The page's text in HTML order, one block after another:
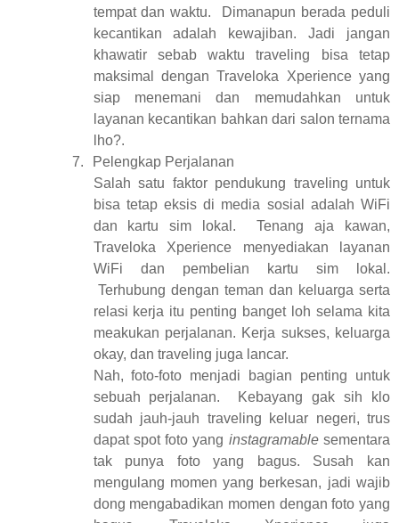
tempat dan waktu.
Dimanapun berada peduli
kecantikan adalah kewajiban. Jadi jangan
khawatir sebab waktu traveling bisa tetap
maksimal dengan Traveloka Xperience yang
siap menemani dan memudahkan untuk
layanan kecantikan bahkan dari salon ternama
lho?.
7.
Pelengkap Perjalanan
Salah satu faktor pendukung traveling untuk
bisa tetap eksis di media sosial adalah WiFi
dan kartu sim lokal.
Tenang aja kawan,
Traveloka Xperience menyediakan layanan
WiFi dan pembelian kartu sim lokal.
Terhubung dengan teman dan keluarga serta
relasi kerja itu penting banget loh selama kita
meakukan perjalanan. Kerja sukses, keluarga
okay, dan traveling juga lancar.
Nah, foto-foto menjadi bagian penting untuk
sebuah perjalanan.
Kebayang gak sih klo
sudah jauh-jauh traveling keluar negeri, trus
dapat spot foto yang instagramablesementara
tak punya foto yang bagus. Susah kan
mengulang momen yang berkesan, jadi wajib
dong mengabadikan momen dengan foto yang